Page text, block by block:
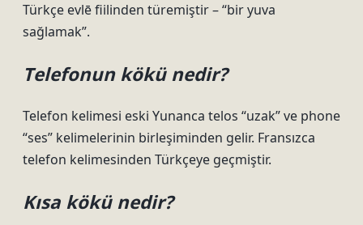
Türkçe evlē fiilinden türemiştir – “bir yuva
sağlamak”.
Telefonun kökü nedir?
Telefon kelimesi eski Yunanca telos “uzak” ve phone
“ses” kelimelerinin birleşiminden gelir. Fransızca
telefon kelimesinden Türkçeye geçmiştir.
Kısa kökü nedir?